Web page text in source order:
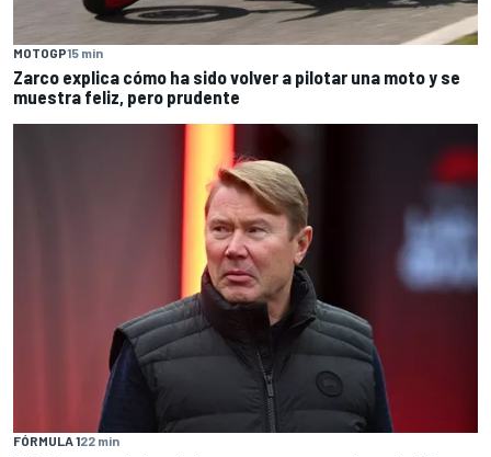
MOTOGP15 min
Zarco explica cómo ha sido volver a pilotar una moto y se
muestra feliz, pero prudente
FÓRMULA 122 min